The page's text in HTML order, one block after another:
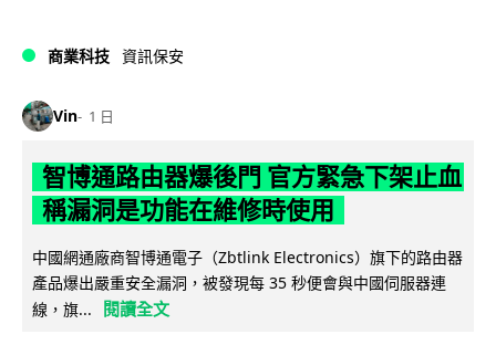
商業科技 資訊保安
Vin 1 日
智博通路由器爆後門 官方緊急下架止血
稱漏洞是功能在維修時使用
中國網通廠商智博通電子（Zbtlink Electronics）旗下的路由器
產品爆出嚴重安全漏洞，被發現每 35 秒便會與中國伺服器連
線，旗...
閱讀全文